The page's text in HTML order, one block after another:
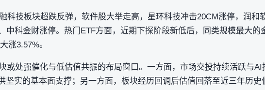
科技板块超跌反弹，软件股大举走高，星环科技冲击20CM涨停，润和
中科金财涨停。热门ETF方面，近期下探阶段新低后，同类规模最大的
涨3.57%。
或处强催化与低估值共振的布局窗口。一方面，市场交投持续活跃与AI
坚实的基本面支撑；另一方面，板块经历回调后估值回落至近三年历史